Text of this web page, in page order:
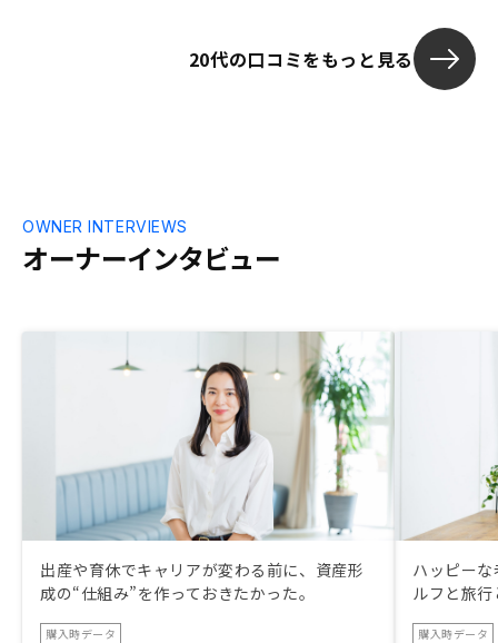
で、よくある成功者の一棟物件を高利回り
都心部の物件にするとどうしても月々が赤
字になり保険を持つという感覚で購入しな
いといけない。 投資であるからには多少
のとしてオン
20代の口コミをもっと見る
オーナーインタビュー
OWNER INTERVIEWS
出産や育休でキャリアが変わる前に、資産形
成の“仕組み”を作っておきたかった。
購入時データ
ハッピー
ルフと旅
購入時データ